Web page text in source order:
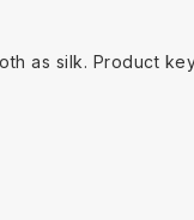
as silk. Product